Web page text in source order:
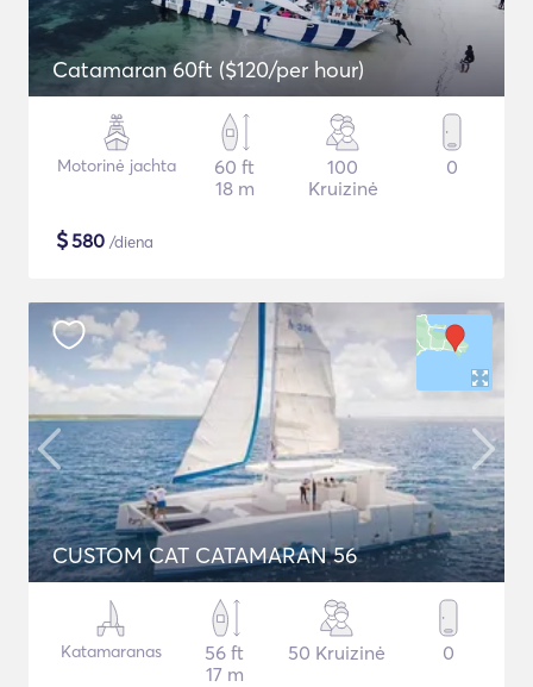
Catamaran 60ft ($120/per hour)
Motorinė jachta
60 ft
18 m
100
Kruizinė
0
$580 /diena
CUSTOM CAT CATAMARAN 56
Katamaranas
56 ft
17 m
50 Kruizinė 0